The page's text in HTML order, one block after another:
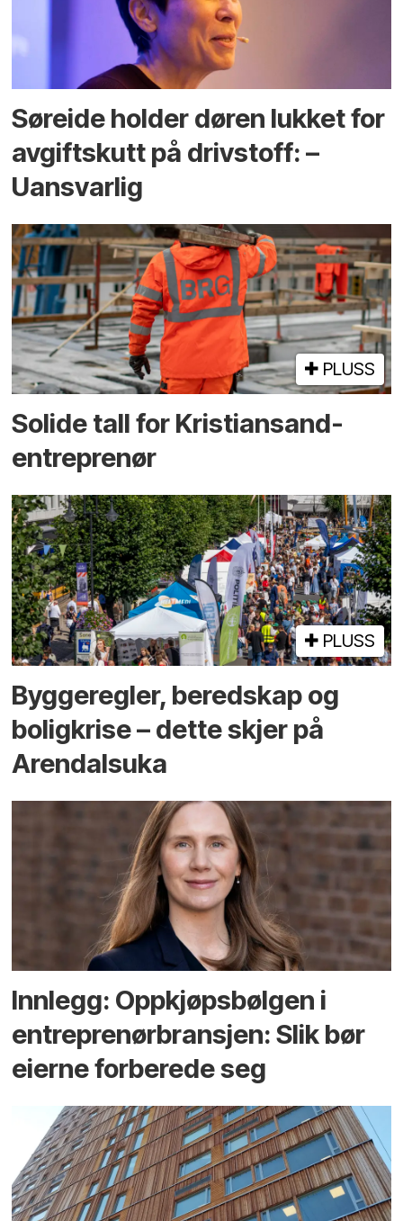
Søreide holder døren lukket for
avgiftskutt på drivstoff: –
Uansvarlig
PLUSS
Solide tall for Kristiansand-
entreprenør
PLUSS
Bygge­regler, beredskap og
bolig­krise – dette skjer på
Arendals­uka
Innlegg: Oppkjøps­bølgen i
entreprenør­bransjen: Slik bør
eierne forberede seg